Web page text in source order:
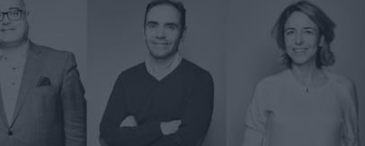
DE DENTSU CREATIVE PARA ORANGE
CADA BOTELLA EN UNA OPORTUNIDAD DE INCLUSIÓN
‘EL MATCH PERFECTO DEL VERANO’
TRANSFORMADOR DEL AUDIO EN SU NUEVA CAMPAÑA GLOBAL DE MARCA
A SOÑAR’, DE VML PARA MOVISTAR